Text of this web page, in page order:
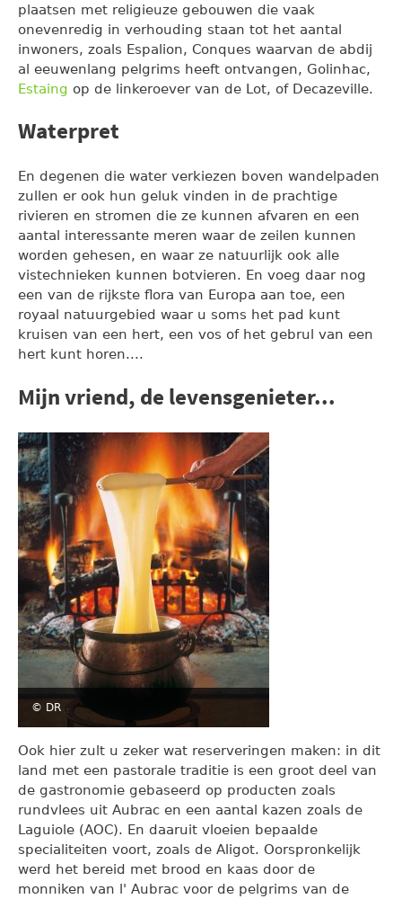
plaatsen met religieuze gebouwen die vaak
onevenredig in verhouding staan tot het aantal
inwoners, zoals Espalion, Conques waarvan de abdij
al eeuwenlang pelgrims heeft ontvangen, Golinhac,
Estaing op de linkeroever van de Lot, of Decazeville.
Waterpret
En degenen die water verkiezen boven wandelpaden
zullen er ook hun geluk vinden in de prachtige
rivieren en stromen die ze kunnen afvaren en een
aantal interessante meren waar de zeilen kunnen
worden gehesen, en waar ze natuurlijk ook alle
vistechnieken kunnen botvieren. En voeg daar nog
een van de rijkste flora van Europa aan toe, een
royaal natuurgebied waar u soms het pad kunt
kruisen van een hert, een vos of het gebrul van een
hert kunt horen....
Mijn vriend, de levensgenieter...
© DR
Ook hier zult u zeker wat reserveringen maken: in dit
land met een pastorale traditie is een groot deel van
de gastronomie gebaseerd op producten zoals
rundvlees uit Aubrac en een aantal kazen zoals de
Laguiole (AOC). En daaruit vloeien bepaalde
specialiteiten voort, zoals de Aligot. Oorspronkelijk
werd het bereid met brood en kaas door de
monniken van l' Aubrac voor de pelgrims van de